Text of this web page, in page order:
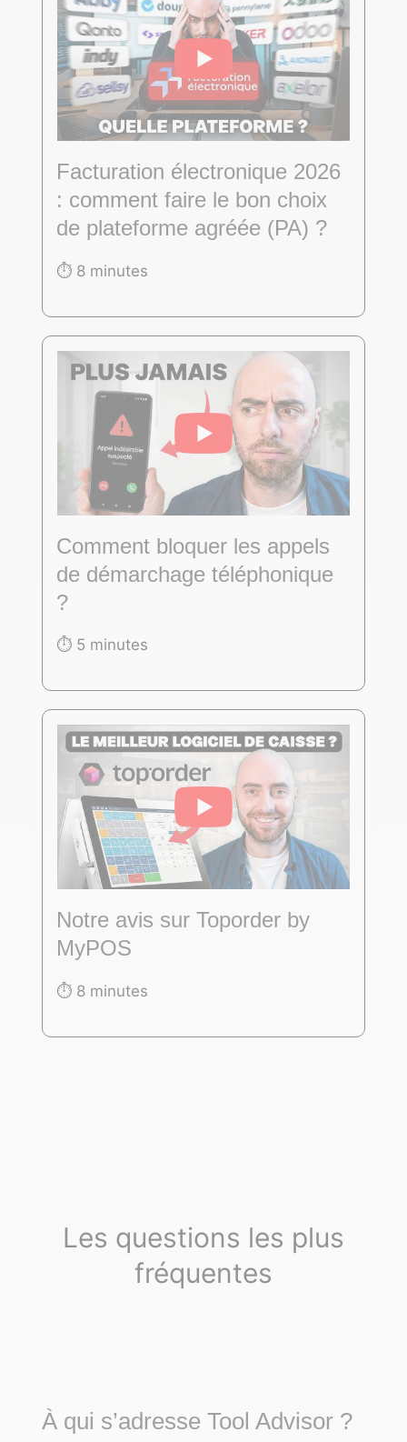
Facturation électronique 2026
: comment faire le bon choix
de plateforme agréée (PA) ?
⏱️ 8 minutes
Comment bloquer les appels
de démarchage téléphonique
?
⏱️ 5 minutes
Notre avis sur Toporder by
MyPOS
⏱️ 8 minutes
Les questions les plus
fréquentes
À qui s’adresse Tool Advisor ?